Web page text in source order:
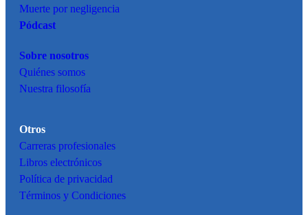
Muerte por negligencia
Pódcast
Sobre nosotros
Quiénes somos
Nuestra filosofía
Otros
Carreras profesionales
Libros electrónicos
Política de privacidad
Términos y Condiciones